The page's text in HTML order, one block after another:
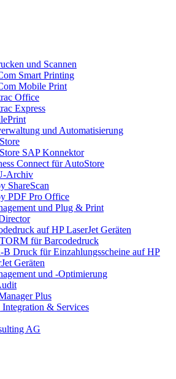
und Scannen
Smart Printing
Mobile Print
Office
Express
und Automatisierung
SAP Konnektor
Connect für AutoStore
Archiv
ShareScan
PDF Pro Office
und Plug & Print
auf HP LaserJet Geräten
für Barcodedruck
B Druck für Einzahlungsscheine auf HP
Geräten
und -Optimierung
Plus
& Services
AG